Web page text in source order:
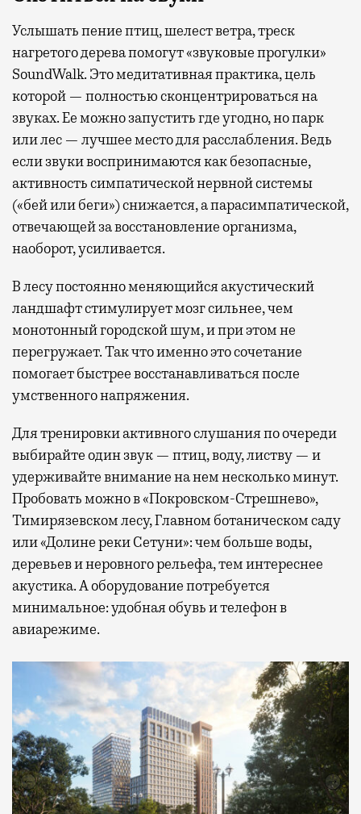
Услышать пение птиц, шелест ветра, треск
нагретого дерева помогут «звуковые прогулки»
SoundWalk. Это медитативная практика, цель
которой — полностью сконцентрироваться на
звуках. Ее можно запустить где угодно, но парк
или лес — лучшее место для расслабления. Ведь
если звуки воспринимаются как безопасные,
активность симпатической нервной системы
(«бей или беги») снижается, а парасимпатической,
отвечающей за восстановление организма,
наоборот, усиливается.
В лесу постоянно меняющийся акустический
ландшафт стимулирует мозг сильнее, чем
монотонный городской шум, и при этом не
перегружает. Так что именно это сочетание
помогает быстрее восстанавливаться после
умственного напряжения.
Для тренировки активного слушания по очереди
выбирайте один звук — птиц, воду, листву — и
удерживайте внимание на нем несколько минут.
Пробовать можно в «Покровском-Стрешнево»,
Тимирязевском лесу, Главном ботаническом саду
или «Долине реки Сетуни»: чем больше воды,
деревьев и неровного рельефа, тем интереснее
акустика. А оборудование потребуется
минимальное: удобная обувь и телефон в
авиарежиме.